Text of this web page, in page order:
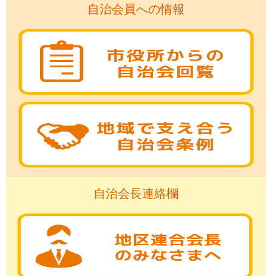
自治会員への情報
自治会長連絡欄